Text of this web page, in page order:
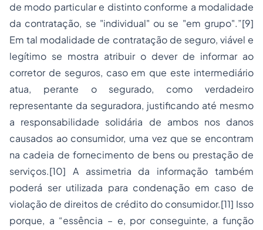
de modo particular e distinto conforme a modalidade
da contratação, se "individual" ou se "em grupo".”[9]
Em tal modalidade de contratação de seguro, viável e
legítimo se mostra atribuir o dever de informar ao
corretor de seguros, caso em que este intermediário
atua, perante o segurado, como verdadeiro
representante da seguradora, justificando até mesmo
a responsabilidade solidária de ambos nos danos
causados ao consumidor, uma vez que se encontram
na cadeia de fornecimento de bens ou prestação de
serviços.[10] A assimetria da informação também
poderá ser utilizada para condenação em caso de
violação de direitos de crédito do consumidor.[11] Isso
porque, a “essência – e, por conseguinte, a função